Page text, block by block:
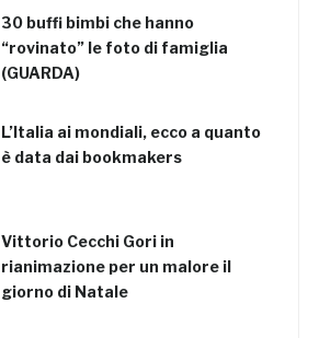
30 buffi bimbi che hanno
“rovinato” le foto di famiglia
(GUARDA)
L’Italia ai mondiali, ecco a quanto
è data dai bookmakers
Vittorio Cecchi Gori in
rianimazione per un malore il
giorno di Natale